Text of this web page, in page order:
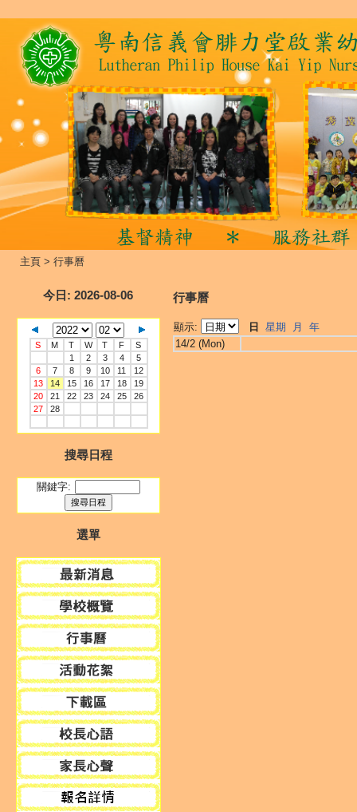
主頁 > 行事曆
今日 : 2026-08-06
S M T W T F
S
1
2 3 4
5
6
7 8 9 10 11
12
13
14 15 16 17 18
19
20
21 22 23 24 25
26
27
28
搜尋日程
關鍵字:
選單
行事曆
顯示: 日 星期 月
年
14/2 (Mon)